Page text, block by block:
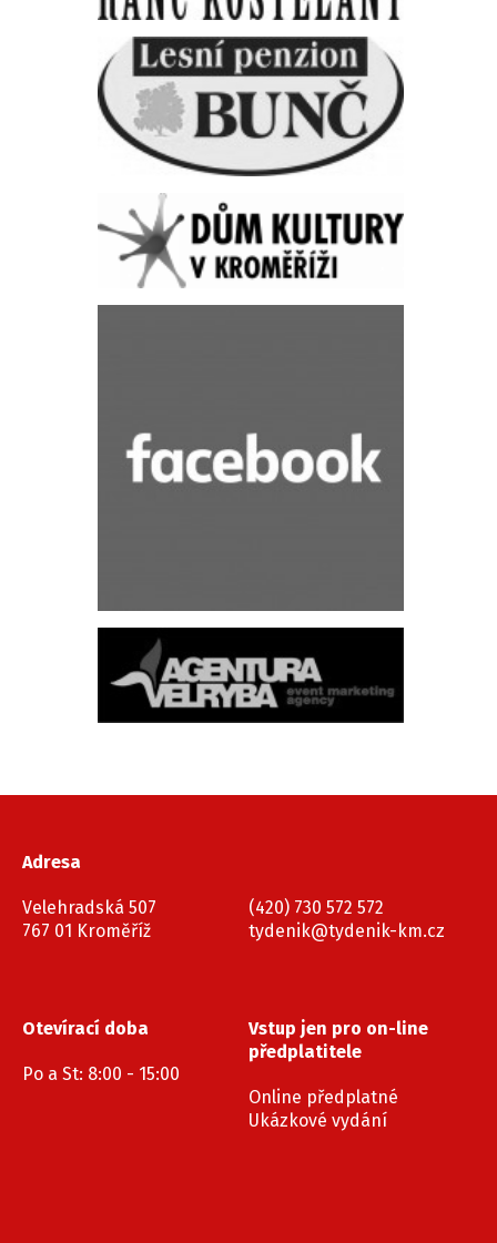
Adresa
Velehradská 507
767 01 Kroměříž
(420) 730 572 572
tydenik@tydenik-km.cz
Otevírací doba
Po a St: 8:00 - 15:00
Vstup jen pro on-line
předplatitele
Online předplatné
Ukázkové vydání